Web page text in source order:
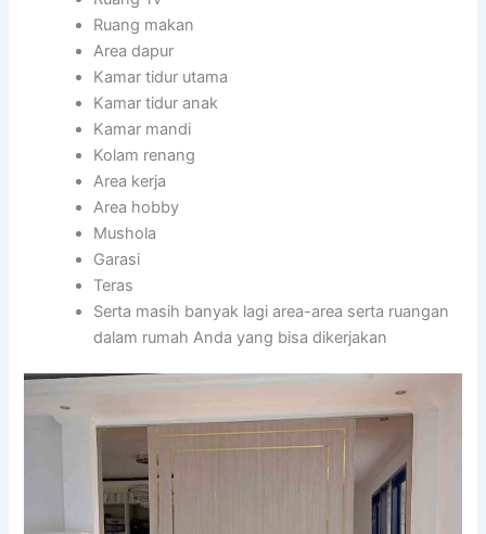
Ruang makan
Area dapur
Kamar tidur utama
Kamar tidur anak
Kamar mandi
Kolam renang
Area kerja
Area hobby
Mushola
Garasi
Teras
Serta masih banyak lagi area-area serta ruangan
dalam rumah Anda yang bisa dikerjakan